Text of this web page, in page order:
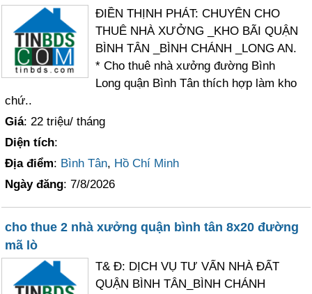
ĐIỀN THỊNH PHÁT: CHUYÊN CHO
THUÊ NHÀ XƯỞNG _KHO BÃI QUẬN
BÌNH TÂN _BÌNH CHÁNH _LONG AN.
* Cho thuê nhà xưởng đường Bình
Long quận Bình Tân thích hợp làm kho
chứ..
Giá: 22 triệu/ tháng
Diện tích:
Địa điểm: Bình Tân, Hồ Chí Minh
Ngày đăng: 7/8/2026
cho thue 2 nhà xưởng quận bình tân 8x20 đường
mã lò
T& Đ: DỊCH VỤ TƯ VẤN NHÀ ĐẤT
QUẬN BÌNH TÂN_BÌNH CHÁNH